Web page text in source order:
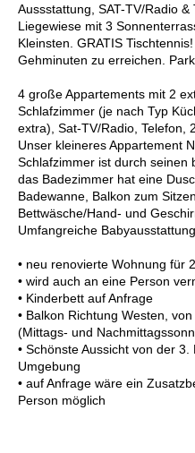
Aussstattung, SAT-TV/Radio &
Liegewiese mit 3
Kleinsten. GRATIS
Gehminuten zu erreichen.
4 große Appartements mit 2
Schlafzimmer (je nach Typ
extra), Sat-TV/Radio, Telefon,
Unser kleineres Appartement
Schlafzimmer ist durch seinen
das Badezimmer hat eine
Badewanne, Balkon zum Sitzen
Bettwäsche/Hand- und
Umfangreiche
• neu renovierte Wohnung für
• wird auch an eine Person
• Kinderbett auf Anfrage
• Balkon Richtung Westen,
(Mittags- und
• Schönste Aussicht von der
Umgebung
• auf Anfrage wäre ein
Person möglich